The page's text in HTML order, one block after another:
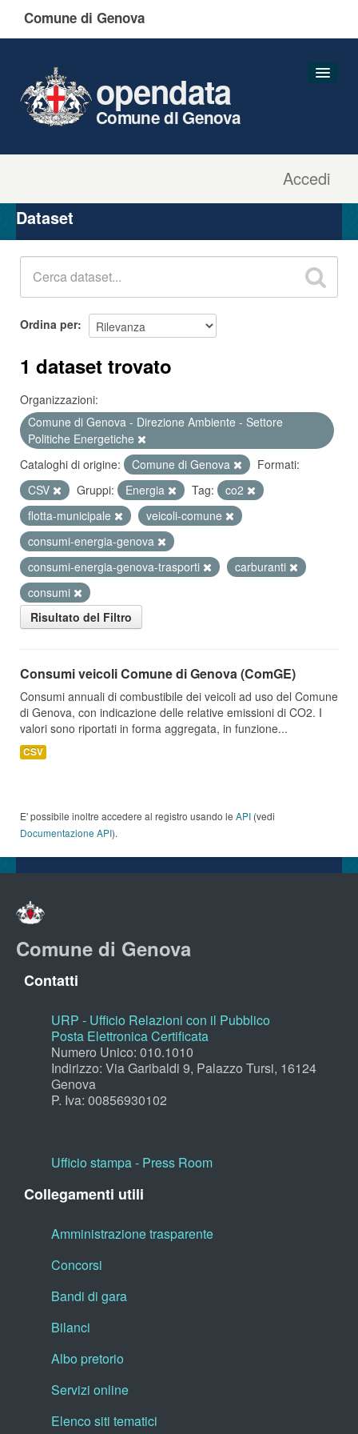
Comune di Genova
Accedi
opendata
Comune di Genova
Organizzazioni
Gruppi
Dataset
Ordina per
1 dataset trovato
Organizzazioni:
Comune di Genova - Direzione Ambiente - Settore
Politiche Energetiche
Cataloghi di origine:
Comune di Genova
Formati:
CSV
Gruppi: Energia Tag:
co2
flotta-municipale
veicoli-comune
consumi-energia-genova
consumi-energia-genova-trasporti
carburanti
consumi
Risultato del Filtro
Consumi veicoli Comune di Genova (ComGE)
Consumi annuali di combustibile dei veicoli ad uso del Comune
di Genova, con indicazione delle relative emissioni di CO2. I
valori sono riportati in forma aggregata, in funzione...
CSV
E' possibile inoltre accedere al registro usando le API (vedi
Documentazione API).
Comune di Genova
Contatti
URP - Ufficio Relazioni con il Pubblico
Posta Elettronica Certificata
Numero Unico: 010.1010
Indirizzo: Via Garibaldi 9, Palazzo Tursi, 16124
Genova
P. Iva: 00856930102
Ufficio stampa - Press Room
Collegamenti utili
Amministrazione trasparente
Concorsi
Bandi di gara
Bilanci
Albo pretorio
Servizi online
Elenco siti tematici